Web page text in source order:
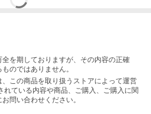
全を期しておりますが、その内容の正確
のではありません。
、この商品を取り扱うストアによって運営
れている内容や商品、ご購入 、ご購入に関
問い合わせください。